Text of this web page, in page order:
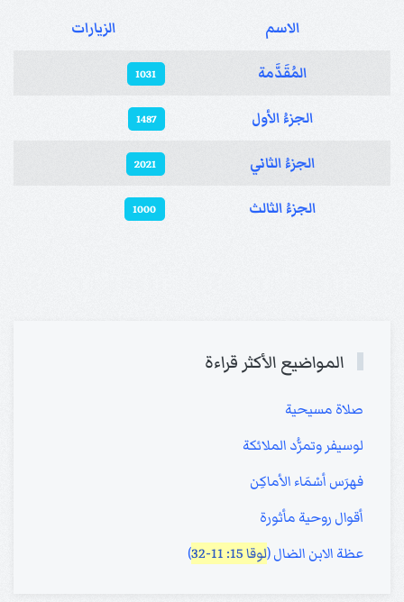
الاسم الزيارات
المُقَدَّمة 1031
الجزءُ الأول 1487
الجزءُ الثاني 2021
الجزءُ الثالث 1000
المواضيع الأكثر قراءة
صلاة مسيحية
لوسيفر وتمرُّد الملائكة
فهرَس أسْمَاء الأماكِن
أقوال روحية مأثورة
عظة الابن الضال (لوقا 15: 11-32 )